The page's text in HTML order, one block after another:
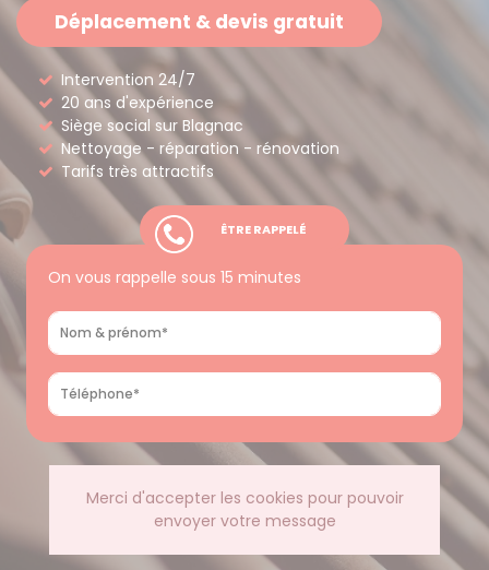
Déplacement & devis gratuit
Intervention 24/7
20 ans d'expérience
Siège social sur Blagnac
Nettoyage - réparation - rénovation
Tarifs très attractifs
ÊTRE RAPPELÉ
On vous rappelle sous 15 minutes
Merci d'accepter les cookies pour pouvoir
envoyer votre message